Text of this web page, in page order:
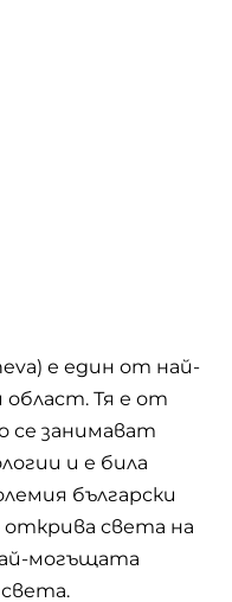
е един от най-
Тя е от
се занимават
и е била
български
открива света на
могъщата